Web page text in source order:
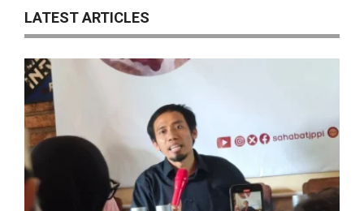
LATEST ARTICLES